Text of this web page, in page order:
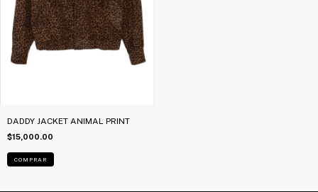
DADDY JACKET ANIMAL PRINT
$15,000.00
COMPRAR